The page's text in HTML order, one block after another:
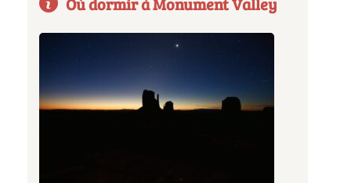
Où dormir à Monument Valley